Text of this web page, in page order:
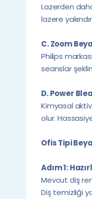
Lazerden
lazere
C. Zoom
Philips
seanslar
D. Power
Kimyasal
olur.
Ofis Tipi
Adım 1:
Mevcut diş
Diş temizliği